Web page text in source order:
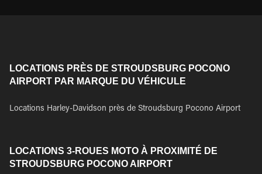
LOCATIONS PRÈS DE STROUDSBURG POCONO
AIRPORT PAR MARQUE DU VÉHICULE
Locations Harley-Davidson près de Stroudsburg Pocono Airport
LOCATIONS 3-ROUES MOTO À PROXIMITÉ DE
STROUDSBURG POCONO AIRPORT